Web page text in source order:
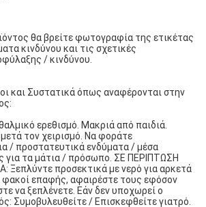
θα βρείτε φωτογραφία της ετικέτας
κινδύνου και τις σχετικές
/ κινδύνου.
και Συστατικά όπως αναφέρονται στην
ερεθισμό. Μακριά από παιδιά.
τον χειρισμό. Να φοράτε
/ προστατευτικά ενδύματα / μέσα
για τα μάτια / πρόσωπο. ΣΕ ΠΕΡΙΠΤΩΣΗ
προσεκτικά με νερό για αρκετά
επαφής, αφαιρέστε τους εφόσον
να ξεπλένετε. Εάν δεν υποχωρεί ο
Συμοβυλευθείτε / Επισκεφθείτε γιατρό.